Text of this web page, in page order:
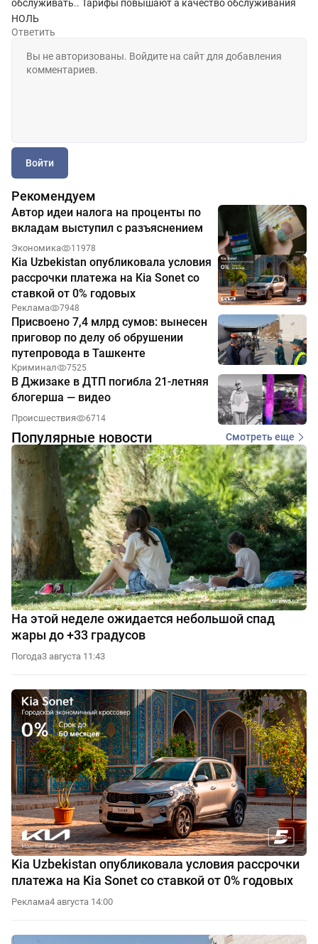
обслуживать.. Тарифы повышают а качество обслуживания
НОЛЬ
Ответить
Войти
Рекомендуем
Автор идеи налога на проценты по
вкладам выступил с разъяснением
Экономика 11978
Kia Uzbekistan опубликовала условия
рассрочки платежа на Kia Sonet со
ставкой от 0% годовых
Реклама 7948
Присвоено 7,4 млрд сумов: вынесен
приговор по делу об обрушении
путепровода в Ташкенте
Криминал 7525
В Джизаке в ДТП погибла 21-летняя
блогерша — видео
Происшествия 6714
Популярные новости Смотреть еще
На этой неделе ожидается небольшой спад
жары до +33 градусов
Погода3 августа 11:43
Kia Uzbekistan опубликовала условия рассрочки
платежа на Kia Sonet со ставкой от 0% годовых
Реклама4 августа 14:00